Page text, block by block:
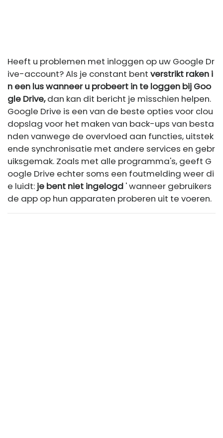
Heeft u problemen met inloggen op uw Google Dr
ive-account? Als je constant bent verstrikt raken i
n een lus wanneer u probeert in te loggen bij Goo
gle Drive,dan kan dit bericht je misschien helpen.
Google Drive is een van de beste opties voor clou
dopslag voor het maken van back-ups van besta
nden vanwege de overvloed aan functies, uitstek
ende synchronisatie met andere services en gebr
uiksgemak. Zoals met alle programma's, geeft G
oogle Drive echter soms een foutmelding weer di
e luidt: je bent niet ingelogd ' wanneer gebruikers
de app op hun apparaten proberen uit te voeren.